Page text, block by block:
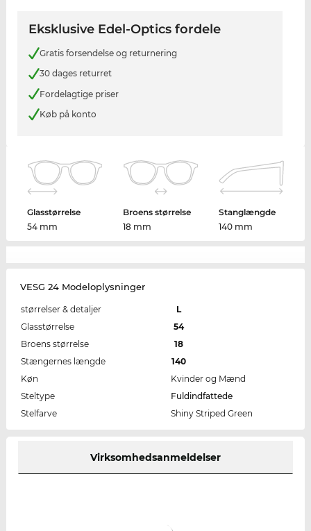
Eksklusive Edel-Optics fordele
Gratis forsendelse og returnering
30 dages returret
Fordelagtige priser
Køb på konto
Glasstørrelse
54 mm
Broens størrelse
18 mm
Stanglængde
140 mm
VESG 24 Modeloplysninger
størrelser & detaljer
L
Glasstørrelse
54
Broens størrelse
18
Stængernes længde
140
Køn
Kvinder og Mænd
Steltype
Fuldindfattede
Stelfarve
Shiny Striped Green
Virksomhedsanmeldelser